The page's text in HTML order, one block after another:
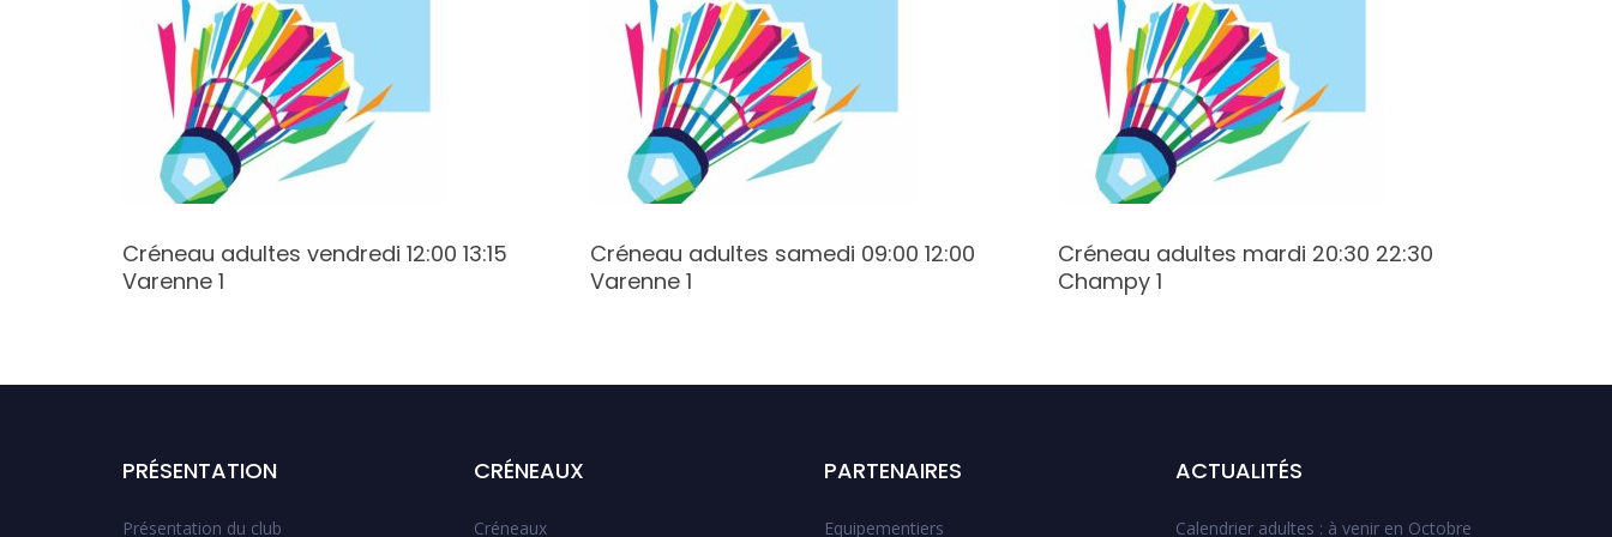
Créneau adultes vendredi 12:00 13:15
Varenne 1
Créneau adultes samedi 09:00 12:00
Varenne 1
Créneau adultes mardi 20:30 22:30
Champy 1
PRÉSENTATION
Présentation du club
CRÉNEAUX
Créneaux
PARTENAIRES
Equipementiers
ACTUALITÉS
Calendrier adultes : à venir en Octobre